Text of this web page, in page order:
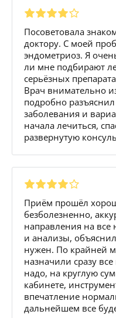
Посоветовала
доктору. С моей
эндометриоз. Я
ли мне подбирают
серьёзных
Врач внимательно
подробно
заболевания и
начала лечиться,
развернутую
Приём прошёл
безболезненно,
направления на
и анализы,
нужен. По крайней
назначили сразу
надо, на круглую
кабинете,
впечатление
дальнейшем все